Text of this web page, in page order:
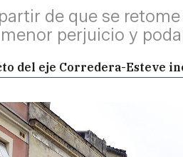
de que se
perjuicio y
del eje Corredera-Esteve